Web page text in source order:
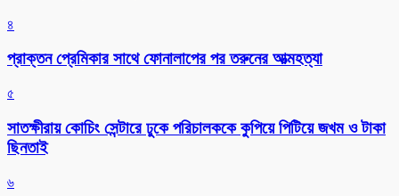
৪
প্রাক্তন প্রেমিকার সাথে ফোনালাপের পর তরুনের আত্মহত্যা
৫
সাতক্ষীরায় কোচিং সেন্টারে ঢুকে পরিচালককে কুপিয়ে পিটিয়ে জখম ও টাকা
ছিনতাই
৬